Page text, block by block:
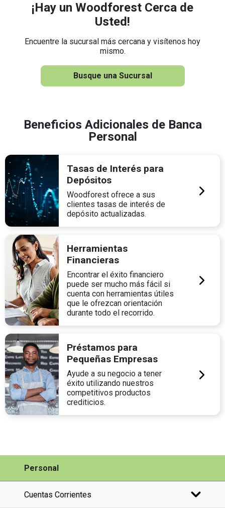
¡Hay un Woodforest Cerca de
Usted!
Encuentre la sucursal más cercana y visítenos hoy
mismo.
Busque una Sucursal
Beneficios Adicionales de Banca
Personal
Tasas de Interés para
Depósitos
Woodforest ofrece a sus
clientes tasas de interés de
depósito actualizadas.
Herramientas
Financieras
Encontrar el éxito financiero
puede ser mucho más fácil si
cuenta con herramientas útiles
que le ofrezcan orientación
durante todo el recorrido.
Préstamos para
Pequeñas Empresas
Ayude a su negocio a tener
éxito utilizando nuestros
competitivos productos
crediticios.
Personal
Cuentas Corrientes